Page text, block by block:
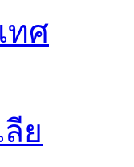
ทศ
ย